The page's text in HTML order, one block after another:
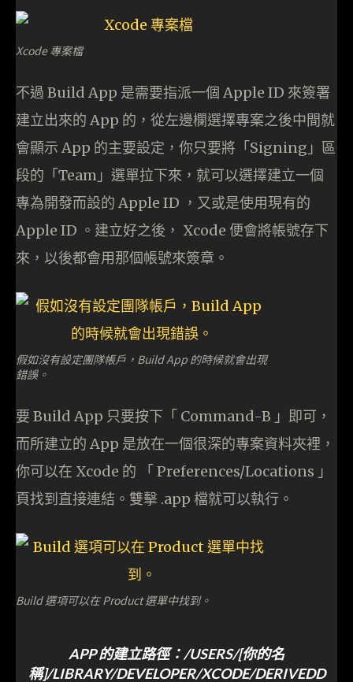
Xcode 專案檔
不過 Build App 是需要指派一個 Apple ID 來簽署
建立出來的 App 的，從左邊欄選擇專案之後中間就
會顯示 App 的主要設定，你只要將「Signing」區
段的「Team」選單拉下來，就可以選擇建立一個
專為開發而設的 Apple ID ，又或是使用現有的
Apple ID 。建立好之後， Xcode 便會將帳號存下
來，以後都會用那個帳號來簽章。
假如沒有設定團隊帳戶，Build App 的時候就會出現
錯誤。
要 Build App 只要按下「 Command-B 」即可，
而所建立的 App 是放在一個很深的專案資料夾裡，
你可以在 Xcode 的 「 Preferences/Locations 」
頁找到直接連結。雙擊 .app 檔就可以執行。
Build 選項可以在 Product 選單中找到。
APP 的建立路徑：/USERS/[你的名
稱]/LIBRARY/DEVELOPER/XCODE/DERIVEDD